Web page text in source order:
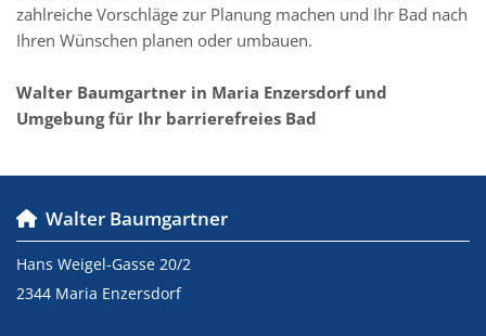
zahlreiche Vorschläge zur Planung machen und Ihr Bad nach
Ihren Wünschen planen oder umbauen.
Walter Baumgartner in Maria Enzersdorf und
Umgebung für Ihr barrierefreies Bad
 Walter Baumgartner
Hans Weigel-Gasse 20/2
2344 Maria Enzersdorf